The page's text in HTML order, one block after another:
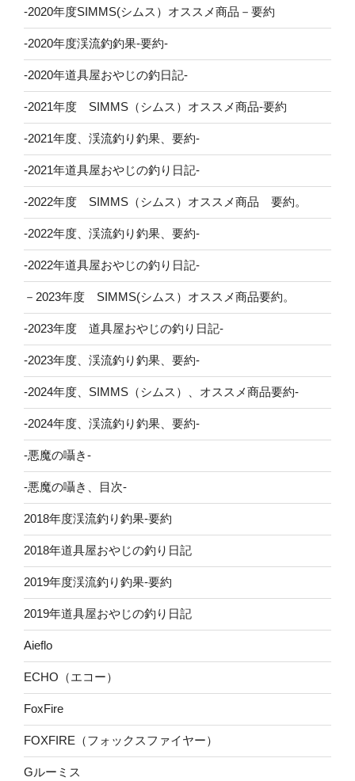
-2020年度SIMMS(シムス）オススメ商品－要約
-2020年度渓流釣釣果-要約-
-2020年道具屋おやじの釣日記-
-2021年度 SIMMS（シムス）オススメ商品-要約
-2021年度、渓流釣り釣果、要約-
-2021年道具屋おやじの釣り日記-
-2022年度 SIMMS（シムス）オススメ商品 要約。
-2022年度、渓流釣り釣果、要約-
-2022年道具屋おやじの釣り日記-
－2023年度 SIMMS(シムス）オススメ商品要約。
-2023年度 道具屋おやじの釣り日記-
-2023年度、渓流釣り釣果、要約-
-2024年度、SIMMS（シムス）、オススメ商品要約-
-2024年度、渓流釣り釣果、要約-
-悪魔の囁き-
-悪魔の囁き、目次-
2018年度渓流釣り釣果-要約
2018年道具屋おやじの釣り日記
2019年度渓流釣り釣果-要約
2019年道具屋おやじの釣り日記
Aieflo
ECHO（エコー）
FoxFire
FOXFIRE（フォックスファイヤー）
Gルーミス